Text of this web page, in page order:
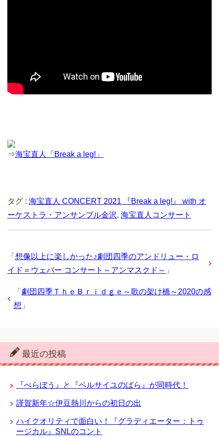
⇒海宝直人「Break a leg!」
タグ : 海宝直人 CONCERT 2021 『Break a leg!』 with オ
ーケストラ・アンサンブル金沢, 海宝直人コンサート
「 想像以上に楽しかった♪劇団四季のアンドリュー・ロ
イド＝ウェバー コンサート～アンマスクド～ 」
「 劇団四季ＴｈｅＢｒｉｄｇｅ～歌の架け橋～2020の感
想 」
最近の投稿
『べらぼう』と『ベルサイユのばら』が同時代！
謹賀新年☆伊豆熱川からの初日の出
ハイクオリティで面白い！『グラディエーター：トゥ
ージカル』SNLのコント